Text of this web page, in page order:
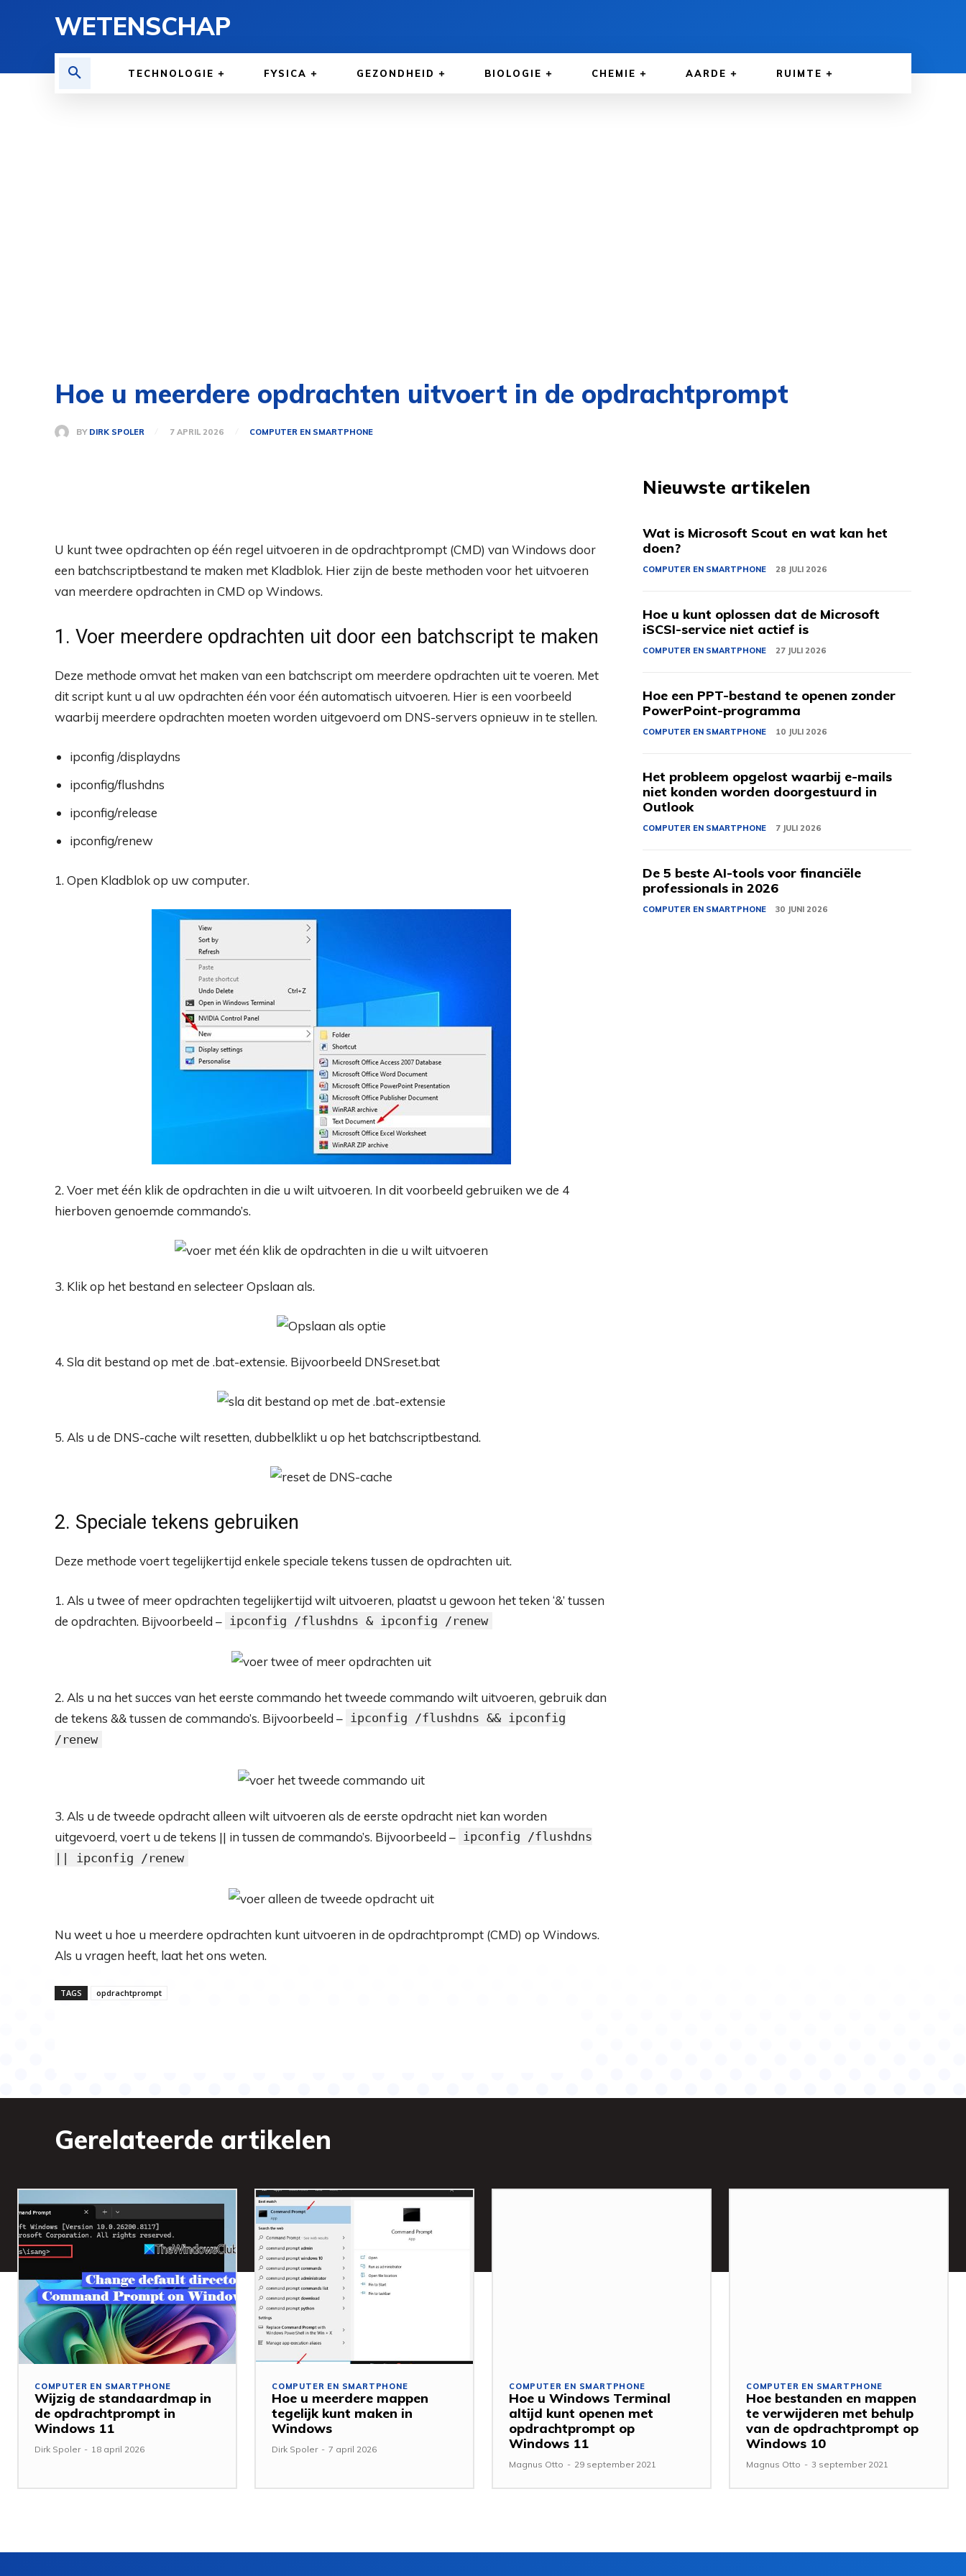
WETENSCHAP
TECHNOLOGIE FYSICA GEZONDHEID BIOLOGIE CHEMIE AARDE RUIMTE
Hoe u meerdere opdrachten uitvoert in de opdrachtprompt
BY DIRK SPOLER 7 APRIL 2026 COMPUTER EN SMARTPHONE
U kunt twee opdrachten op één regel uitvoeren in de opdrachtprompt (CMD) van Windows door
een batchscriptbestand te maken met Kladblok. Hier zijn de beste methoden voor het uitvoeren
van meerdere opdrachten in CMD op Windows.
1. Voer meerdere opdrachten uit door een batchscript te maken
Deze methode omvat het maken van een batchscript om meerdere opdrachten uit te voeren. Met
dit script kunt u al uw opdrachten één voor één automatisch uitvoeren. Hier is een voorbeeld
waarbij meerdere opdrachten moeten worden uitgevoerd om DNS-servers opnieuw in te stellen.
ipconfig /displaydns
ipconfig/flushdns
ipconfig/release
ipconfig/renew
1. Open Kladblok op uw computer.
2. Voer met één klik de opdrachten in die u wilt uitvoeren. In dit voorbeeld gebruiken we de 4
hierboven genoemde commando’s.
3. Klik op het bestand en selecteer Opslaan als.
4. Sla dit bestand op met de .bat-extensie. Bijvoorbeeld DNSreset.bat
5. Als u de DNS-cache wilt resetten, dubbelklikt u op het batchscriptbestand.
2. Speciale tekens gebruiken
Deze methode voert tegelijkertijd enkele speciale tekens tussen de opdrachten uit.
1. Als u twee of meer opdrachten tegelijkertijd wilt uitvoeren, plaatst u gewoon het teken ‘&’ tussen
de opdrachten. Bijvoorbeeld – ipconfig /flushdns & ipconfig /renew
2. Als u na het succes van het eerste commando het tweede commando wilt uitvoeren, gebruik dan
de tekens && tussen de commando’s. Bijvoorbeeld – ipconfig /flushdns && ipconfig
/renew
3. Als u de tweede opdracht alleen wilt uitvoeren als de eerste opdracht niet kan worden
uitgevoerd, voert u de tekens || in tussen de commando’s. Bijvoorbeeld – ipconfig /flushdns
|| ipconfig /renew
Nu weet u hoe u meerdere opdrachten kunt uitvoeren in de opdrachtprompt (CMD) op Windows.
Als u vragen heeft, laat het ons weten.
TAGS opdrachtprompt
Nieuwste artikelen
Wat is Microsoft Scout en wat kan het
doen?
COMPUTER EN SMARTPHONE 28 JULI 2026
Hoe u kunt oplossen dat de Microsoft
iSCSI-service niet actief is
COMPUTER EN SMARTPHONE 27 JULI 2026
Hoe een PPT-bestand te openen zonder
PowerPoint-programma
COMPUTER EN SMARTPHONE 10 JULI 2026
Het probleem opgelost waarbij e-mails
niet konden worden doorgestuurd in
Outlook
COMPUTER EN SMARTPHONE 7 JULI 2026
De 5 beste AI-tools voor financiële
professionals in 2026
COMPUTER EN SMARTPHONE 30 JUNI 2026
Gerelateerde artikelen
COMPUTER EN SMARTPHONE
Wijzig de standaardmap in
de opdrachtprompt in
Windows 11
Dirk Spoler - 18 april 2026
COMPUTER EN SMARTPHONE
Hoe u meerdere mappen
tegelijk kunt maken in
Windows
Dirk Spoler - 7 april 2026
COMPUTER EN SMARTPHONE
Hoe u Windows Terminal
altijd kunt openen met
opdrachtprompt op
Windows 11
Magnus Otto - 29 september 2021
COMPUTER EN SMARTPHONE
Hoe bestanden en mappen
te verwijderen met behulp
van de opdrachtprompt op
Windows 10
Magnus Otto - 3 september 2021